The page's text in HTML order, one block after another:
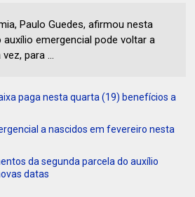
Paulo Guedes, afirmou nesta
emergencial pode voltar a
para ...
paga nesta quarta (19) benefícios a
a nascidos em fevereiro nesta
da segunda parcela do auxílio
datas